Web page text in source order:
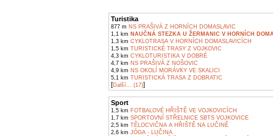
Turistika
877 m NS PRAŠIVÁ Z HORNÍCH DOMASLAVIC
1,1 km NAUČNÁ STEZKA U ŽERMANIC V HORNÍCH
1,3 km CYKLOTRASA V HORNÍCH DOMASLAVICÍCH
1,5 km TURISTICKÉ TRASY Z VOJKOVIC
4,3 km CYKLOTURISTIKA V DOBRÉ
4,7 km NS PRAŠIVÁ Z NOŠOVIC
4,9 km NS OKOLÍ MORÁVKY VE SKALICI
5,1 km TURISTICKÁ TRASA Z DOBRATIC
[Další... (17)]
Sport
1,5 km FOTBALOVÉ HŘIŠTĚ VE VOJKOVICÍCH
1,7 km SPORTOVNÍ STŘELNICE SBTS VOJKOVICE
2,5 km TĚLOCVIČNA A HŘIŠTĚ NA LUČINĚ
2,6 km JÓGA - LUČINA